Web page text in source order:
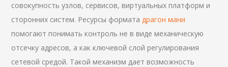
совокупность узлов, сервисов, виртуальных платформ и
сторонних систем. Ресурсы форматадрагон мани
помогают понимать контроль не в виде механическую
отсечку адресов, а как ключевой слой регулирования
сетевой средой. Такой механизм дает возможность